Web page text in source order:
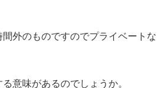
間外のものですのでプライベートな
意味があるのでしょうか。